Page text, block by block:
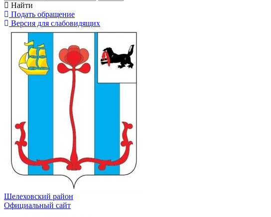
Найти
Подать обращение
Версия для слабовидящих
Шелеховский район
Официальный сайт